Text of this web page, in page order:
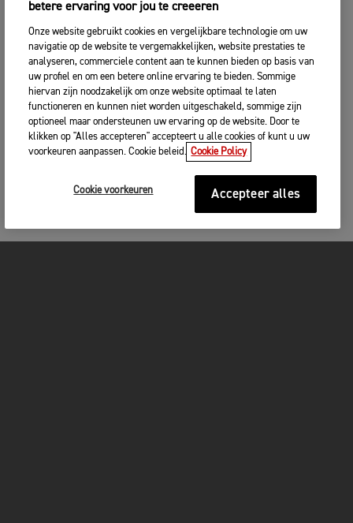
betere ervaring voor jou te creeeren
Onze website gebruikt cookies en vergelijkbare technologie om uw
navigatie op de website te vergemakkelijken, website prestaties te
analyseren, commerciele content aan te kunnen bieden op basis van
uw profiel en om een betere online ervaring te bieden. Sommige
hiervan zijn noodzakelijk om onze website optimaal te laten
functioneren en kunnen niet worden uitgeschakeld, sommige zijn
optioneel maar ondersteunen uw ervaring op de website. Door te
klikken op "Alles accepteren" accepteert u alle cookies of kunt u uw
voorkeuren aanpassen. Cookie beleid. Cookie Policy
Cookie voorkeuren Accepteer alles